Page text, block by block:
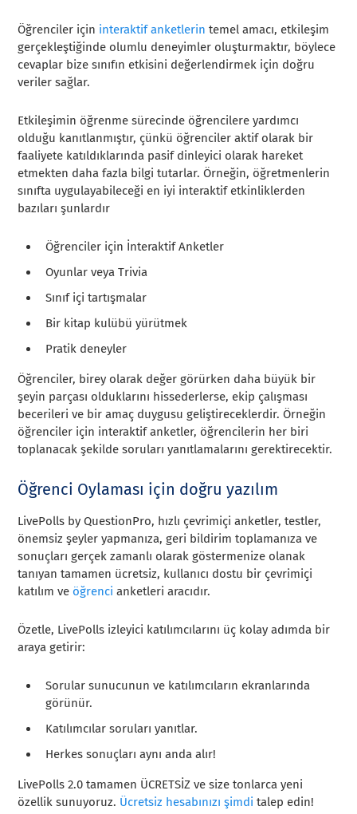
Öğrenciler için interaktif anketlerin temel amacı, etkileşim
gerçekleştiğinde olumlu deneyimler oluşturmaktır, böylece
cevaplar bize sınıfın etkisini değerlendirmek için doğru
veriler sağlar.
Etkileşimin öğrenme sürecinde öğrencilere yardımcı
olduğu kanıtlanmıştır, çünkü öğrenciler aktif olarak bir
faaliyete katıldıklarında pasif dinleyici olarak hareket
etmekten daha fazla bilgi tutarlar. Örneğin, öğretmenlerin
sınıfta uygulayabileceği en iyi interaktif etkinliklerden
bazıları şunlardır
Öğrenciler için İnteraktif Anketler
Oyunlar veya Trivia
Sınıf içi tartışmalar
Bir kitap kulübü yürütmek
Pratik deneyler
Öğrenciler, birey olarak değer görürken daha büyük bir
şeyin parçası olduklarını hissederlerse, ekip çalışması
becerileri ve bir amaç duygusu geliştireceklerdir. Örneğin
öğrenciler için interaktif anketler, öğrencilerin her biri
toplanacak şekilde soruları yanıtlamalarını gerektirecektir.
Öğrenci Oylaması için doğru yazılım
LivePolls by QuestionPro, hızlı çevrimiçi anketler, testler,
önemsiz şeyler yapmanıza, geri bildirim toplamanıza ve
sonuçları gerçek zamanlı olarak göstermenize olanak
tanıyan tamamen ücretsiz, kullanıcı dostu bir çevrimiçi
katılım ve öğrenci anketleri aracıdır.
Özetle, LivePolls izleyici katılımcılarını üç kolay adımda bir
araya getirir:
Sorular sunucunun ve katılımcıların ekranlarında
görünür.
Katılımcılar soruları yanıtlar.
Herkes sonuçları aynı anda alır!
LivePolls 2.0 tamamen ÜCRETSİZ ve size tonlarca yeni
özellik sunuyoruz. Ücretsiz hesabınızı şimdi talep edin!